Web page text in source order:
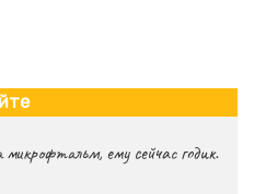
ему сейчас годик.